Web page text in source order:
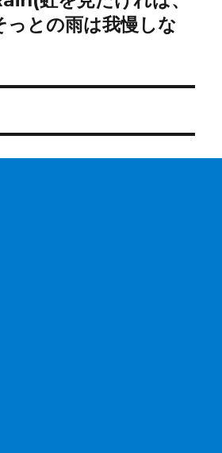
っとの雨は我慢しな